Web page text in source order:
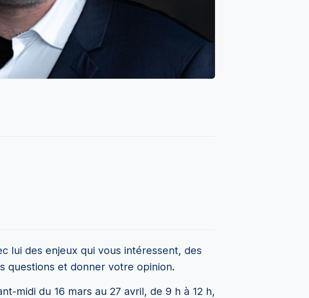
lui des enjeux qui vous intéressent, des
questions et donner votre opinion.
midi du 16 mars au 27 avril, de 9 h à 12 h,